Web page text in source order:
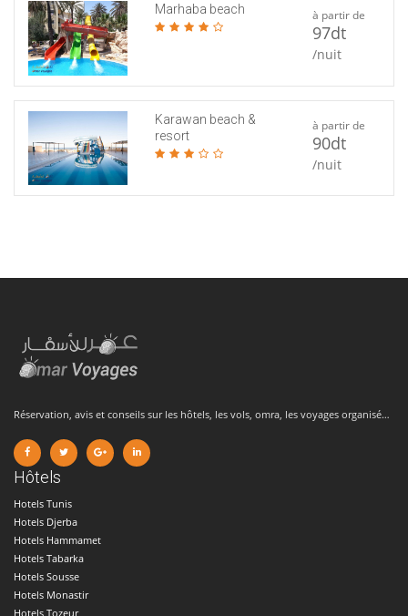
Marhaba beach à partir de
97dt
/nuit
Karawan beach &
resort
à partir de
90dt
/nuit
Réservation, avis et conseils sur les hôtels, les vols, omra, les voyages organisé…
Hôtels
Hotels Tunis
Hotels Djerba
Hotels Hammamet
Hotels Tabarka
Hotels Sousse
Hotels Monastir
Hotels Tozeur